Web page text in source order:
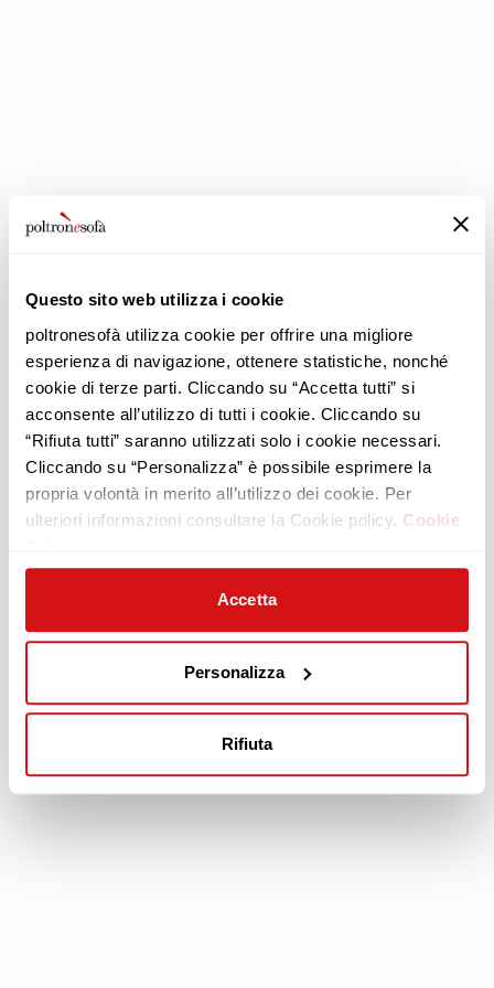
Questo sito web utilizza i cookie
poltronesofà utilizza cookie per offrire una migliore
esperienza di navigazione, ottenere statistiche, nonché
cookie di terze parti. Cliccando su “Accetta tutti” si
acconsente all’utilizzo di tutti i cookie. Cliccando su
“Rifiuta tutti” saranno utilizzati solo i cookie necessari.
Cliccando su “Personalizza” è possibile esprimere la
propria volontà in merito all’utilizzo dei cookie. Per
ulteriori informazioni consultare la Cookie policy. Cookie
Accetta
Personalizza
Rifiuta
Azienda
Perché Sceglierci
Negozi
Lavora con noi
Contatti
Newsletter
Prodotti
Promozioni
Rivestimenti
Divani
Poltrone
Cookie policy
Codice etico
Whistleblowing
Servizi
Piano protezione